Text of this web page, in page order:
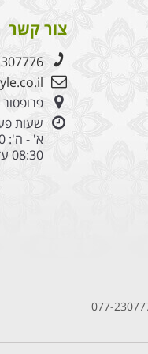
צור קשר
פרופסור שור
שעות
08:30 עד 15:00